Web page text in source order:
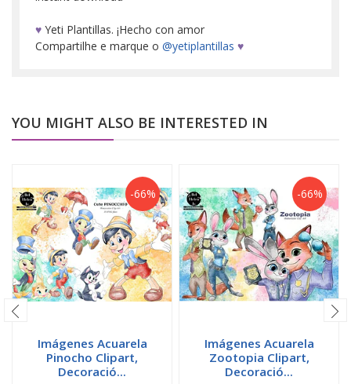
♥ Yeti Plantillas. ¡Hecho con amor
Compartilhe e marque o @yetiplantillas ♥
YOU MIGHT ALSO BE INTERESTED IN
-66%
Imágenes Acuarela
Pinocho Clipart,
Decoració...
-66%
Imágenes Acuarela
Zootopia Clipart,
Decoració...